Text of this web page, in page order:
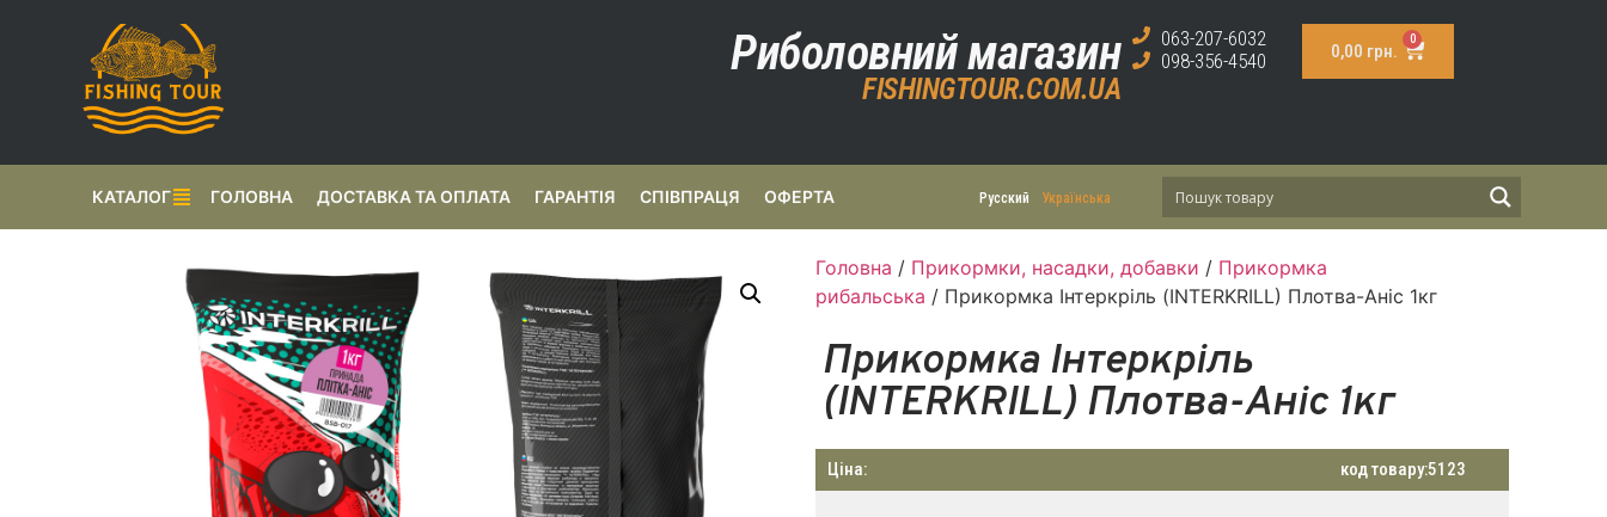
Риболовний магазин
FISHINGTOUR.COM.UA
063-207-6032
098-356-4540
0,00 грн.
0
Русский Українська
КАТАЛОГ ГОЛОВНА ДОСТАВКА ТА ОПЛАТА ГАРАНТІЯ СПІВПРАЦЯ ОФЕРТА
Головна / Прикормки, насадки, добавки / Прикормка
рибальська / Прикормка Інтеркріль (INTERKRILL) Плотва-Аніс 1кг
Прикормка Інтеркріль
(INTERKRILL) Плотва-Аніс 1кг
Ціна: код товару:5123